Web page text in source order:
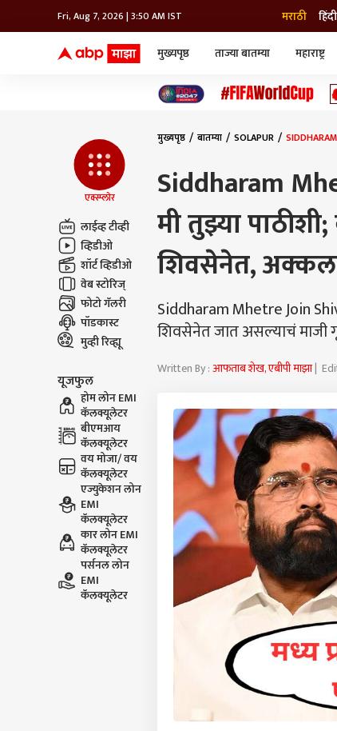
Fri, Aug 7, 2026 | 3:51 AM IST मराठी हिंदी
मुख्यपृष्ठ ताज्या बातम्या महाराष्ट्र
कोल्हापूर
नवी मुंबई
अमरावती
अकोला
एक्स्प्लोर
लाईव्ह टीव्ही
व्हिडीओ
शॉर्ट व्हिडीओ
वेब स्टोरिज्
फोटो गॅलरी
पॉडकास्ट
मुव्ही रिव्ह्यू
यूजफुल
होम लोन EMI
कॅलक्यूलेटर
बीएमआय
कॅलक्यूलेटर
वय मोजा/ वय
कॅलक्यूलेटर
एज्युकेशन लोन
EMI
कॅलक्यूलेटर
कार लोन EMI
कॅलक्यूलेटर
पर्सनल लोन
EMI
कॅलक्यूलेटर
मुख्यपृष्ठ बातम्या SOLAPUR
Siddharam
मी तुझ्या
शिवसेनेत,
Siddharam Mhetre Join
शिवसेनेत जात असल्याचं माजी
Written By :आफताब शेख, एबीपी माझा|